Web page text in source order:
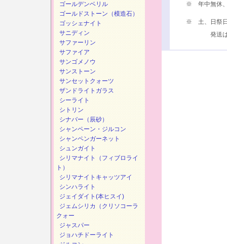
※ 年中無休、
※ 土、日祭日
発送は、
ゴールデンベリル
ゴールドストーン（模造石）
ゴッシェナイト
サニディン
サファーリン
サファイア
サンゴメノウ
サンストーン
サンセットクォーツ
ザンドライトガラス
シーライト
シトリン
シナバー（辰砂）
シャンペーン・ジルコン
シャンペンガーネット
シュンガイト
シリマナイト（フィブロライ
ト）
シリマナイトキャッツアイ
シンハライト
ジェイダイト(本ヒスイ)
ジェムシリカ（クリソコーラ
クォー
ジャスパー
ジョハチドーライト